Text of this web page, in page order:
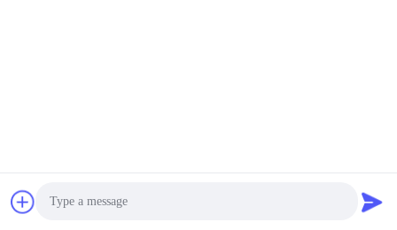
उच्च उत्पादकता पूर्ण स्वचालित
संचालन के साथ एकल पेंच पीपी
स्वचालित उच्च परिशुद्धता 9 मिमी